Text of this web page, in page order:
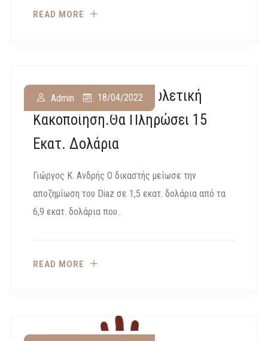
READ MORE
Ένοχη Η Tesla Για Φυλετική
Κακοποίηση.Θα Πληρώσει 15
Εκατ. Δολάρια
Admin 18/04/2022
Γιώργος Κ. Ανδρής Ο δικαστής μείωσε την
αποζημίωση του Diaz σε 1,5 εκατ. δολάρια από τα
6,9 εκατ. δολάρια που..
READ MORE